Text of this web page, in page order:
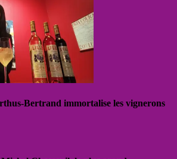
Bertrand immortalise les vignerons